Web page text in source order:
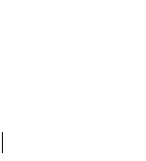
|